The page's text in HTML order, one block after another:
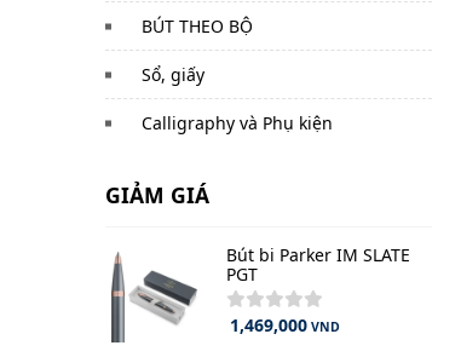
BÚT THEO BỘ
Sổ, giấy
Calligraphy và Phụ kiện
GIẢM GIÁ
Bút bi Parker IM SLATE
PGT
1,469,000 VND